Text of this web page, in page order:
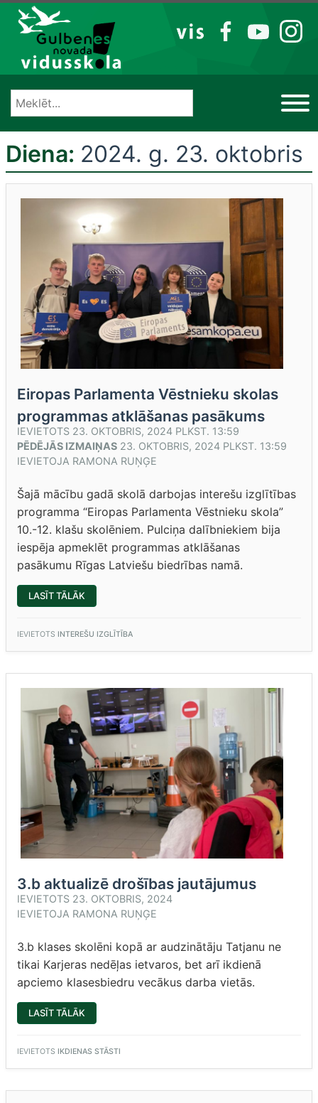
Izlaist
VIS
FB YT IG
Diena: 2024. g. 23. oktobris
Eiropas Parlamenta Vēstnieku skolas
programmas atklāšanas pasākums
IEVIETOTS 23. OKTOBRIS, 2024 PLKST. 13:59
PĒDĒJĀS IZMAIŅAS 23. OKTOBRIS, 2024 PLKST. 13:59
IEVIETOJA RAMONA RUŅĢE
Šajā mācību gadā skolā darbojas interešu izglītības
programma “Eiropas Parlamenta Vēstnieku skola”
10.-12. klašu skolēniem. Pulciņa dalībniekiem bija
iespēja apmeklēt programmas atklāšanas
pasākumu Rīgas Latviešu biedrības namā.
LASĪT TĀLĀK
PARLAMENTA
PROGRAMMAS
PASĀKUMS”
IEVIETOTS INTEREŠU IZGLĪTĪBA
3.b aktualizē drošības jautājumus
IEVIETOTS 23. OKTOBRIS, 2024
IEVIETOJA RAMONA RUŅĢE
3.b klases skolēni kopā ar audzinātāju Tatjanu ne
tikai Karjeras nedēļas ietvaros, bet arī ikdienā
apciemo klasesbiedru vecākus darba vietās.
LASĪT TĀLĀK
AKTUALIZĒ
IEVIETOTS IKDIENAS STĀSTI